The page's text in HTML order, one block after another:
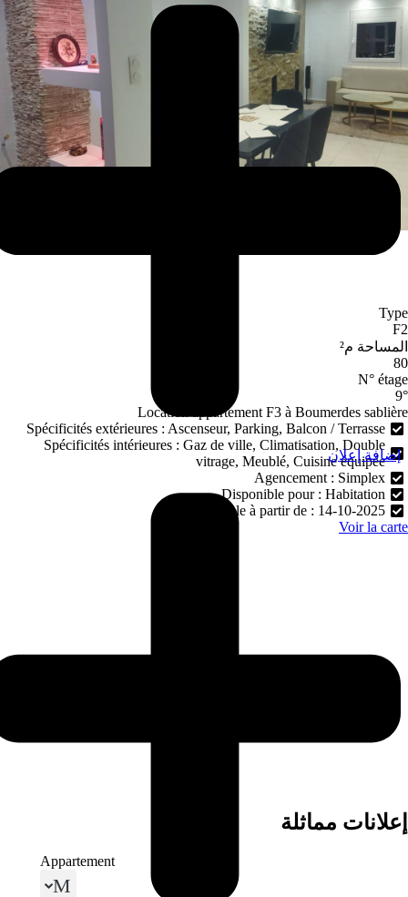
إضافة إعلان
F
م²
N°
9
Location appartement F3 à Boumerdes
Spécificités extérieures : Ascenseur, Parking, Balcon / Terrasse
Spécificités intérieures : Gaz de ville, Climatisation, Double
vitrage, Meublé, Cuisine équipée
Agencement : Simplex
Disponible pour : Habitation
Disponible à partir de : 14-10-2025
Voir la
مماثلة
Appartement